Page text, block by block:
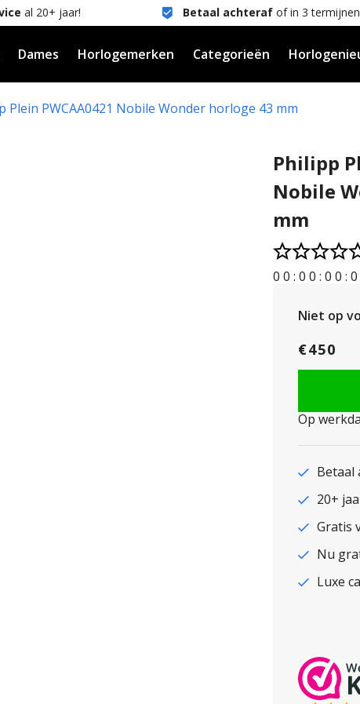
al 20+ jaar! Betaal achterafof in 3 termijnen
Dames Horlogemerken Categorieën
Plein PWCAA0421 Nobile Wonder horloge 43 mm
Philipp
Nobile
mm
0 0 : 0 0 : 0 0 : 0
Niet op
€450
Op
Betaal
20+
Gratis
Nu
Luxe